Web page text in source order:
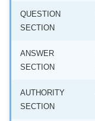
QUESTION
SECTION
ANSWER
SECTION
AUTHORITY
SECTION